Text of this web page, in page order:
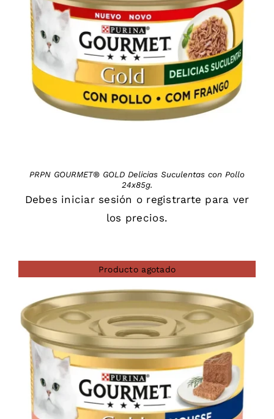
DETAILS
PRPN GOURMET® GOLD Delicias Suculentas con Pollo
24x85g.
Debes iniciar sesión o registrarte para ver
los precios.
Producto agotado
DETAILS